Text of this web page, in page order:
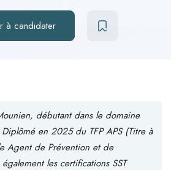
à candidater
débutant dans le domaine
en 2025 du TFP APS (Titre à
Agent de Prévention et de
les certifications SST